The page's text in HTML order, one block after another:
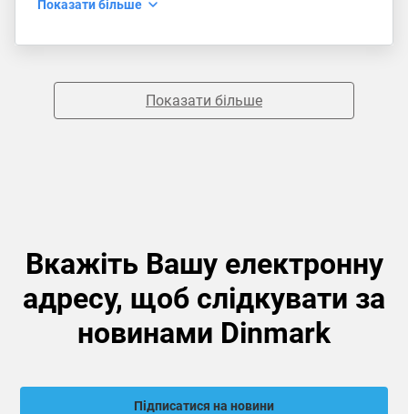
Показати більше
Показати більше
Вкажіть Вашу електронну
адресу, щоб слідкувати за
новинами Dinmark
Підписатися на новини